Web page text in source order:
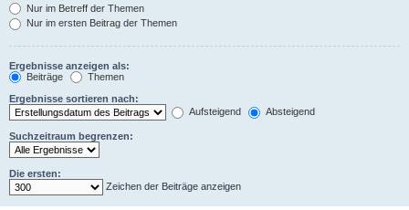
Nur im Betreff der Themen
Nur im ersten Beitrag der Themen
Ergebnisse anzeigen als:
Beiträge
Themen
Ergebnisse sortieren nach:
Aufsteigend
Absteigend
Suchzeitraum begrenzen:
Die ersten:
Zeichen der Beiträge anzeigen